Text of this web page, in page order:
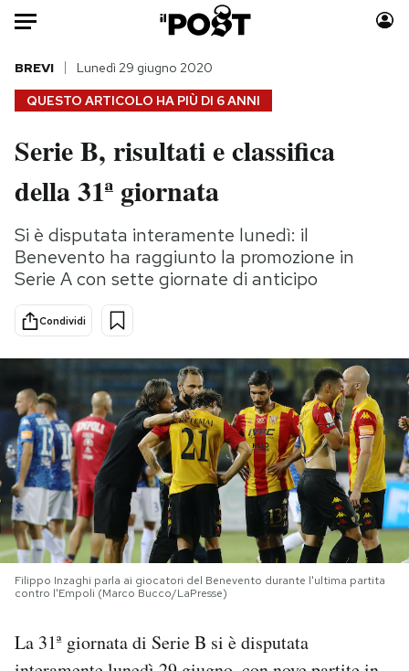
Auto
HOME
Italia
Politica
Tecnologia
Internet
Scienza
Cultura
Economia
Moda
Storie/Idee
Ok Boomer!
Media
Mondiali calcio 2026
PODCAST
NEWSLETTER
I MIEI PREFERITI
QUESTO ARTICOLO HA PIÙ DI 6 ANNI
BREVI Lunedì 29 giugno 2020
Serie B, risultati e classifica
della 31ª giornata
Si è disputata interamente lunedì: il
Benevento ha raggiunto la promozione in
Serie A con sette giornate di anticipo
Condividi
Filippo Inzaghi parla ai giocatori del Benevento durante l'ultima partita
contro l'Empoli (Marco Bucco/LaPresse)
La 31ª giornata di Serie B si è disputata